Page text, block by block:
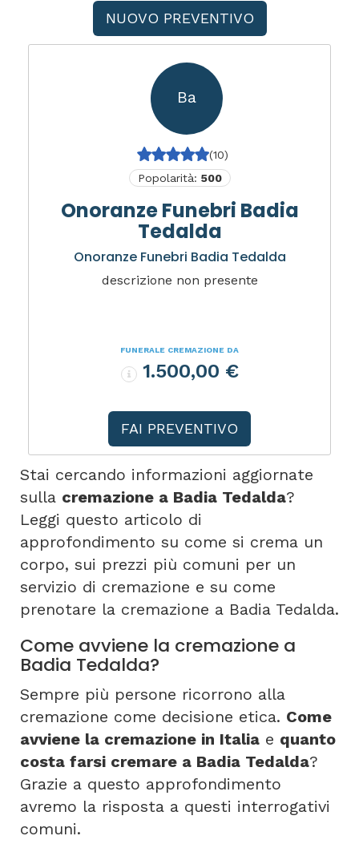
NUOVO PREVENTIVO
Ba
(10)
Popolarità: 500
Onoranze Funebri Badia
Tedalda
Onoranze Funebri Badia Tedalda
descrizione non presente
FUNERALE CREMAZIONE DA
1.500,00 €
FAI PREVENTIVO
Stai cercando informazioni aggiornate
sulla cremazione a Badia Tedalda?
Leggi questo articolo di
approfondimento su come si crema un
corpo, sui prezzi più comuni per un
servizio di cremazione e su come
prenotare la cremazione a Badia Tedalda.
Come avviene la cremazione a
Badia Tedalda?
Sempre più persone ricorrono alla
cremazione come decisione etica. Come
avviene la cremazione in Italia e quanto
costa farsi cremare a Badia Tedalda?
Grazie a questo approfondimento
avremo la risposta a questi interrogativi
comuni.